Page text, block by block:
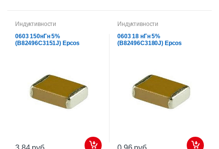
Индуктивности
0603 150нГн 5%
(B82496C3151J) Epcos
Индуктивности
0603 18 нГн 5%
(B82496C3180J) Epcos